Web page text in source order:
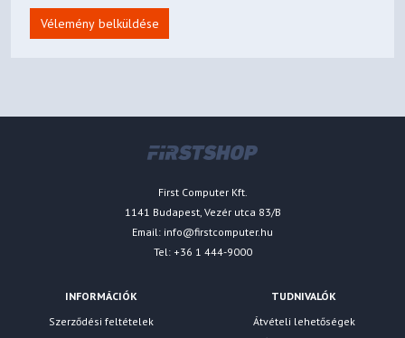
Vélemény belküldése
First Computer Kft.
1141 Budapest, Vezér utca 83/B
Email: info@firstcomputer.hu
Tel: +36 1 444-9000
INFORMÁCIÓK
Szerződési feltételek
TUDNIVALÓK
Átvételi lehetőségek